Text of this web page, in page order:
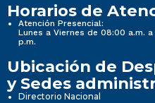
Horarios de
Atención Presencial:
Lunes a Viernes de 08:00 a.m.
p.m.
Ubicación de
y Sedes
Directorio Nacional